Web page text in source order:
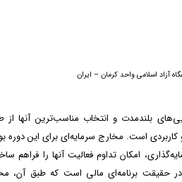
آزاد اسلامی واحد کرمان – ایران
بلندمدت و انتخاب مناسب‌ترین آنها از
است. مخارج سرمایه‌ای برای این دوره
امکان تداوم فعالیت آنها را فراهم
حقیقت برنامه‌ای مالی است که طبق آن،